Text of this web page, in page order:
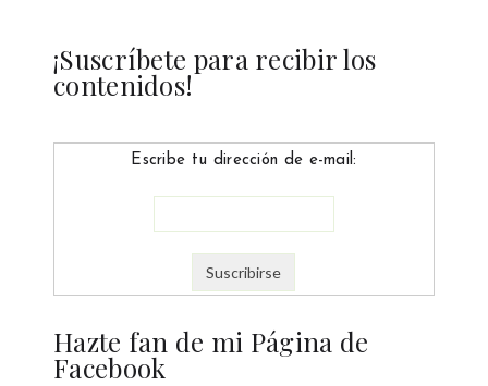
¡Suscríbete para recibir los
contenidos!
Escribe tu dirección de e-mail:
Hazte fan de mi Página de
Facebook